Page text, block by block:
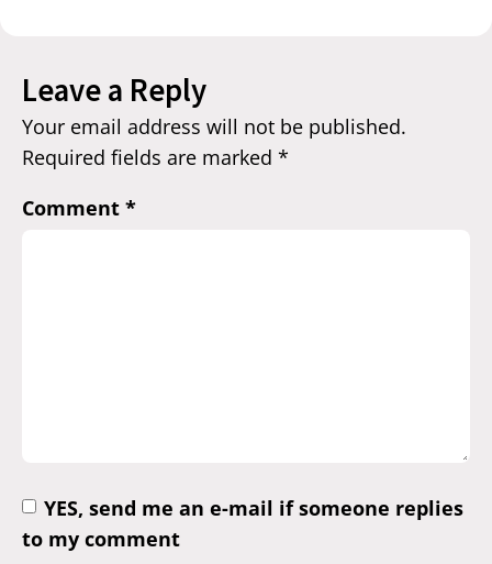
Leave a Reply
Your email address will not be published.
Required fields are marked *
Comment *
YES, send me an e-mail if someone replies
to my comment